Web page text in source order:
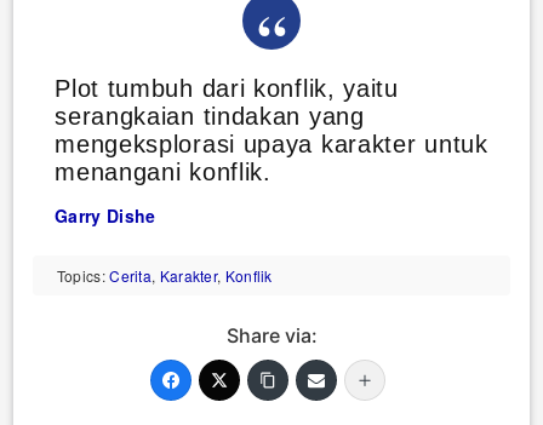
Plot tumbuh dari konflik, yaitu
serangkaian tindakan yang
mengeksplorasi upaya karakter untuk
menangani konflik.
Garry Dishe
Topics:Cerita, Karakter, Konflik
Share via: